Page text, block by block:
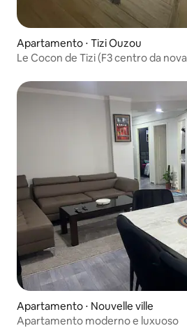
Apartamento ⋅ Tizi Ouzou
Le Cocon de Tizi (F3 centro da
Apartamento ⋅ Nouvelle ville
Apartamento moderno e luxuoso